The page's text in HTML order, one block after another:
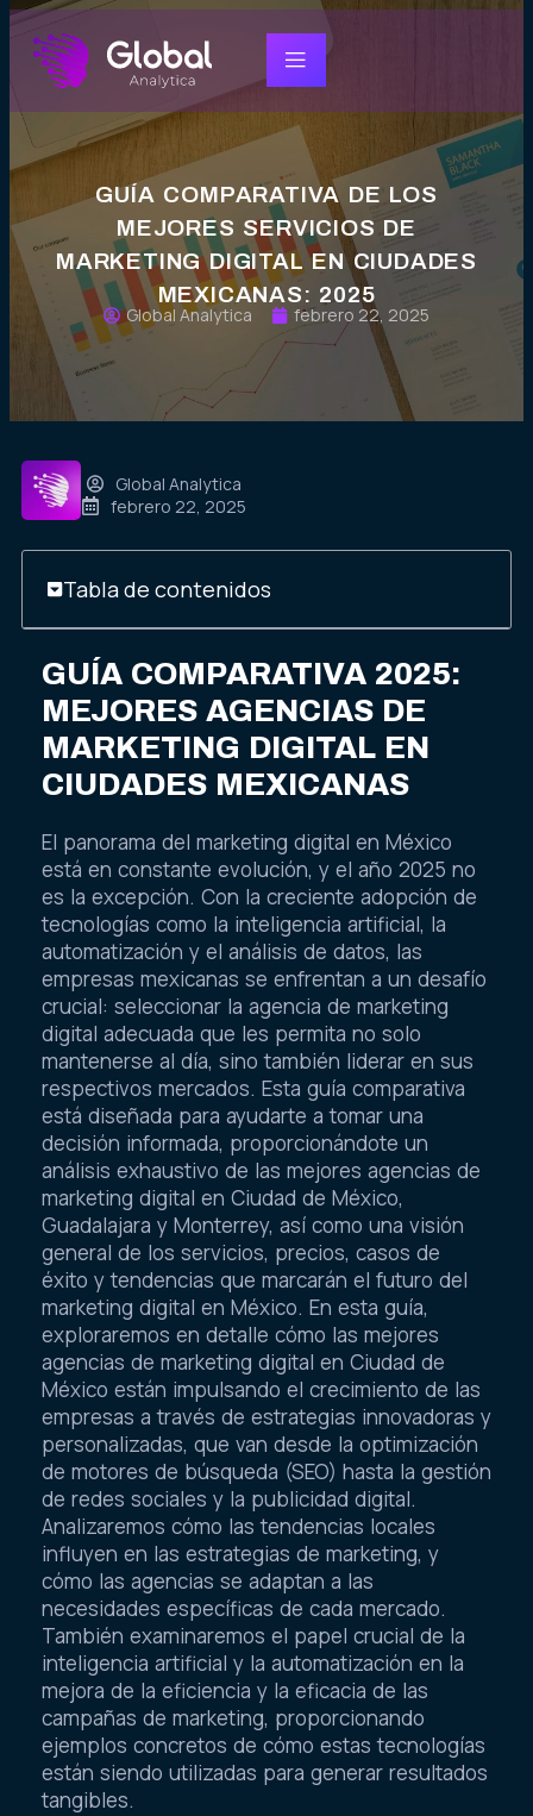
GUÍA COMPARATIVA DE LOS
MEJORES SERVICIOS DE
MARKETING DIGITAL EN CIUDADES
MEXICANAS: 2025
Global Analytica febrero 22, 2025
Global Analytica
febrero 22, 2025
Tabla de contenidos
GUÍA COMPARATIVA 2025:
MEJORES AGENCIAS DE
MARKETING DIGITAL EN
CIUDADES MEXICANAS
El panorama del marketing digital en México
está en constante evolución, y el año 2025 no
es la excepción. Con la creciente adopción de
tecnologías como la inteligencia artificial, la
automatización y el análisis de datos, las
empresas mexicanas se enfrentan a un desafío
crucial: seleccionar la agencia de marketing
digital adecuada que les permita no solo
mantenerse al día, sino también liderar en sus
respectivos mercados. Esta guía comparativa
está diseñada para ayudarte a tomar una
decisión informada, proporcionándote un
análisis exhaustivo de las mejores agencias de
marketing digital en Ciudad de México,
Guadalajara y Monterrey, así como una visión
general de los servicios, precios, casos de
éxito y tendencias que marcarán el futuro del
marketing digital en México. En esta guía,
exploraremos en detalle cómo las mejores
agencias de marketing digital en Ciudad de
México están impulsando el crecimiento de las
empresas a través de estrategias innovadoras y
personalizadas, que van desde la optimización
de motores de búsqueda (SEO) hasta la gestión
de redes sociales y la publicidad digital.
Analizaremos cómo las tendencias locales
influyen en las estrategias de marketing, y
cómo las agencias se adaptan a las
necesidades específicas de cada mercado.
También examinaremos el papel crucial de la
inteligencia artificial y la automatización en la
mejora de la eficiencia y la eficacia de las
campañas de marketing, proporcionando
ejemplos concretos de cómo estas tecnologías
están siendo utilizadas para generar resultados
tangibles.